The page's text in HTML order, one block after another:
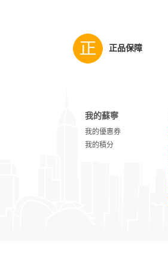
正品保障
我的蘇寧
我的優惠券
我的積分